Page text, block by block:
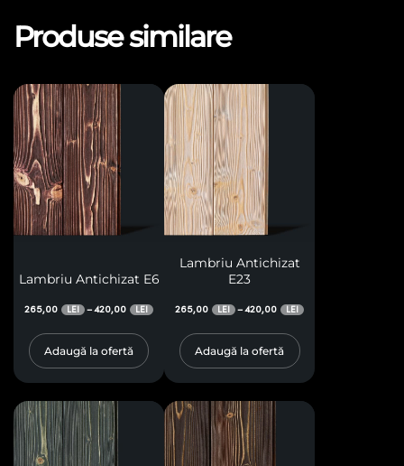
Produse similare
Lambriu Antichizat E6
265,00 LEI –420,00 LEI
Adaugă la ofertă
Lambriu Antichizat
E23
265,00 LEI –420,00 LEI
Adaugă la ofertă